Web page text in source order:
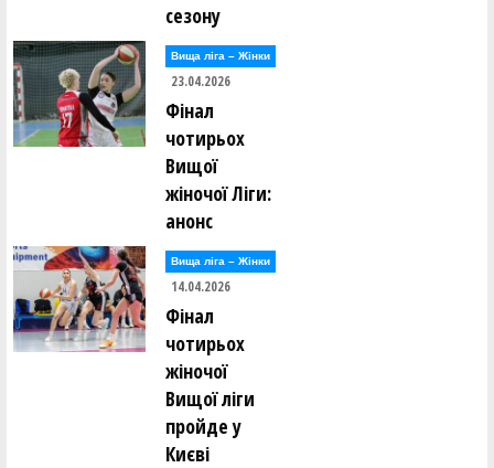
сезону
Вища лiга – Жiнки
23.04.2026
Фінал
чотирьох
Вищої
жіночої Ліги:
анонс
Вища лiга – Жiнки
14.04.2026
Фінал
чотирьох
жіночої
Вищої ліги
пройде у
Києві